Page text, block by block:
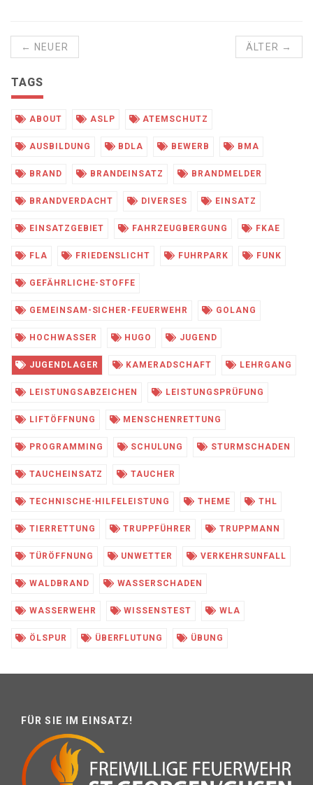
← NEUER ÄLTER →
TAGS
ABOUT ASLP ATEMSCHUTZ
AUSBILDUNG BDLA BEWERB BMA
BRAND BRANDEINSATZ BRANDMELDER
BRANDVERDACHT DIVERSES EINSATZ
EINSATZGEBIET FAHRZEUGBERGUNG FKAE
FLA FRIEDENSLICHT FUHRPARK FUNK
GEFÄHRLICHE-STOFFE
GEMEINSAM-SICHER-FEUERWEHR GOLANG
HOCHWASSER HUGO JUGEND
JUGENDLAGER KAMERADSCHAFT LEHRGANG
LEISTUNGSABZEICHEN LEISTUNGSPRÜFUNG
LIFTÖFFNUNG MENSCHENRETTUNG
PROGRAMMING SCHULUNG STURMSCHADEN
TAUCHEINSATZ TAUCHER
TECHNISCHE-HILFELEISTUNG THEME THL
TIERRETTUNG TRUPPFÜHRER TRUPPMANN
TÜRÖFFNUNG UNWETTER VERKEHRSUNFALL
WALDBRAND WASSERSCHADEN
WASSERWEHR WISSENSTEST WLA
ÖLSPUR ÜBERFLUTUNG ÜBUNG
FÜR SIE IM EINSATZ!